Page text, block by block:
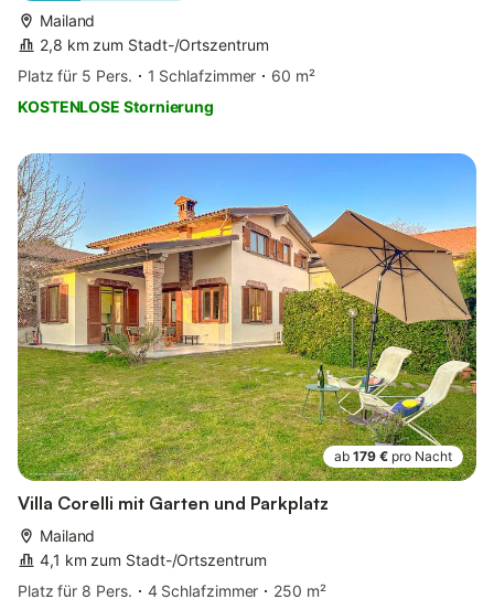
Mailand
2,8 km zum Stadt-/Ortszentrum
Platz für 5 Pers.
1 Schlafzimmer
60 m²
KOSTENLOSE Stornierung
ab 179 € pro Nacht
Villa Corelli mit Garten und Parkplatz
Mailand
4,1 km zum Stadt-/Ortszentrum
Platz für 8 Pers.
4 Schlafzimmer
250 m²